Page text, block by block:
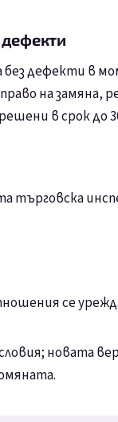
дефекти в
на замяна,
в срок до
търговска
се
новата